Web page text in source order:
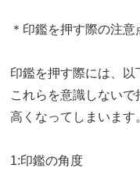
＊印鑑を押す際の注意
印鑑を押す際には、以
これらを意識しない
高くなってしまいます
1:印鑑の角度